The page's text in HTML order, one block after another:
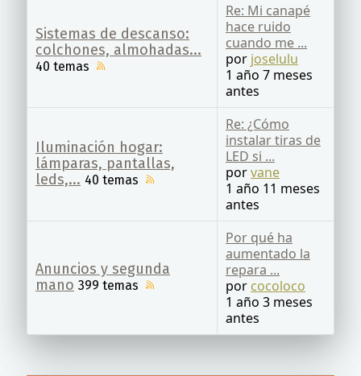
Sistemas de descanso:
colchones, almohadas...
40 temas
Re: Mi canapé
hace ruido
cuando me ...
por joselulu
1 año 7 meses
antes
Iluminación hogar:
lámparas, pantallas,
leds,... 40 temas
Re: ¿Cómo
instalar tiras de
LED si ...
porvane
1 año 11 meses
antes
Anuncios y segunda
mano 399 temas
Por qué ha
aumentado la
repara ...
por cocoloco
1 año 3 meses
antes